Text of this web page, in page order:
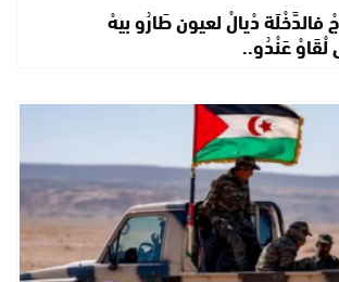
فالدَّخْلَة دْيالْ لعيون طَارُو بيهْ
عَنْدُو..